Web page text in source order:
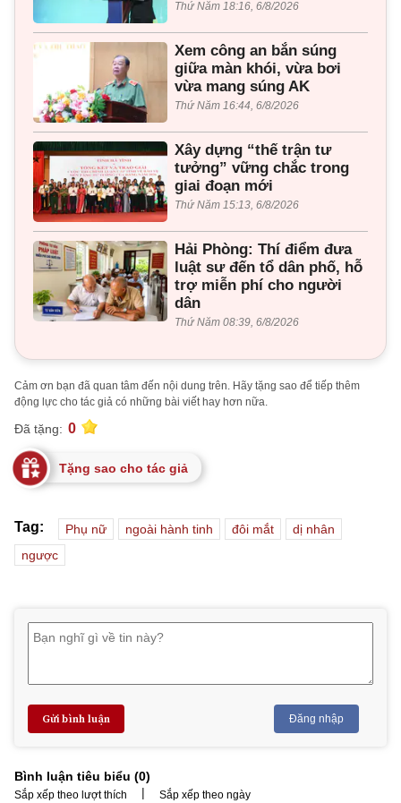
Thứ Năm 18:16, 6/8/2026
Xem công an bắn súng
giữa màn khói, vừa bơi
vừa mang súng AK
Thứ Năm 16:44, 6/8/2026
Xây dựng “thế trận tư
tưởng” vững chắc trong
giai đoạn mới
Thứ Năm 15:13, 6/8/2026
Hải Phòng: Thí điểm đưa
luật sư đến tổ dân phố, hỗ
trợ miễn phí cho người
dân
Thứ Năm 08:39, 6/8/2026
Cảm ơn bạn đã quan tâm đến nội dung trên. Hãy tặng sao để tiếp thêm
động lực cho tác giả có những bài viết hay hơn nữa.
Đã tặng: 0
Tặng sao cho tác giả
Tag: Phụ nữ ngoài hành tinh đôi mắt
dị nhân
ngược
Gửi bình luận Đăng nhập
Bình luận tiêu biểu (0)
Sắp xếp theo lượt thích | Sắp xếp theo ngày